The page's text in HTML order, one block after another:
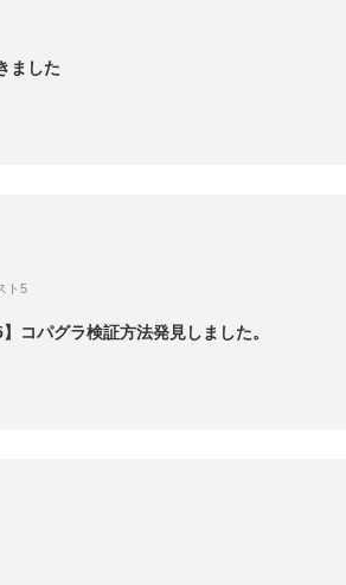
ました
ト5
コパグラ検証方法発見しました。